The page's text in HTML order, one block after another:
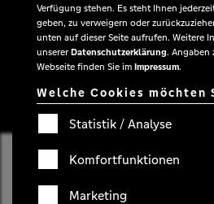
Verfügung stehen. Es steht Ihnen
geben, zu verweigern oder
unten auf dieser Seite aufrufen. Weitere
unserer Datenschutzerklärung. Angaben
Webseite finden Sie im Impressum.
Welche Cookies möchten
Statistik / Analyse
Komfortfunktionen
Marketing